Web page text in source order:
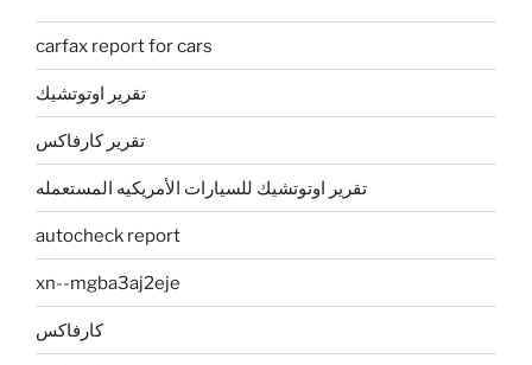
carfax report for cars
تقرير اوتوتشيك
تقرير كارفاكس
تقرير اوتوتشيك للسيارات الأمريكيه المستعمله
autocheck report
xn--mgba3aj2eje
كارفاكس